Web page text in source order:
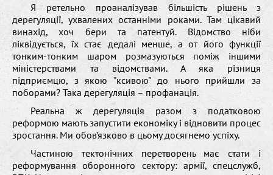
Я ретельно проаналізував більшість рішень з
дерегуляції, ухвалених останніми роками. Там цікавий
винахід, хоч бери та патентуй. Відомство ніби
ліквідується, їх стає дедалі менше, а от його функції
тонким-тонким шаром розмазуються поміж іншими
міністерствами та відомствами. А яка різниця
підприємцю, з якою "ксивою" до нього прийшли за
поборами? Така дерегуляція – профанація.
Реальна ж дерегуляція разом з податковою
реформою мають запустити економіку і відновити процес
зростання. Ми обов’язково в цьому досягнемо успіху.
Частиною тектонічних перетворень має стати і
реформування оборонного сектору: армії, спецслужб,